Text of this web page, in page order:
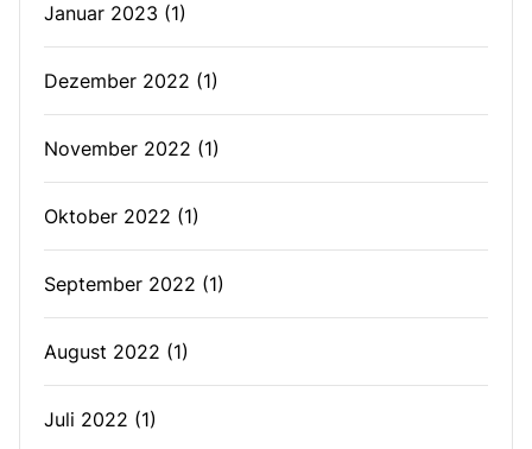
Januar 2023 (1)
Dezember 2022 (1)
November 2022 (1)
Oktober 2022 (1)
September 2022 (1)
August 2022 (1)
Juli 2022 (1)